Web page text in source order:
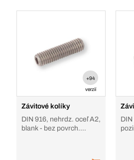
+94
verzií
Závitové kolíky
DIN 916, nehrdz. oceľ A2,
blank - bez povrch.
DIN